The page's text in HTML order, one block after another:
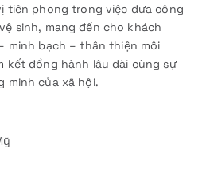
tiên phong trong việc đưa công
sinh, mang đến cho khách
minh bạch – thân thiện môi
kết đồng hành lâu dài cùng sự
minh của xã hội.